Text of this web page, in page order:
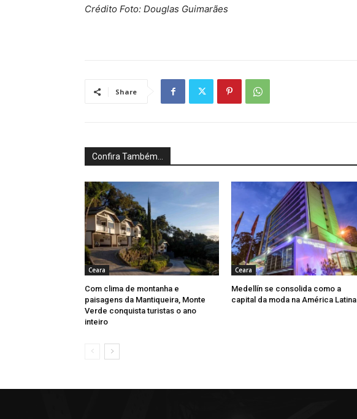
Crédito Foto: Douglas Guimarães
Share
Confira Também...
Ceara
Com clima de montanha e
paisagens da Mantiqueira, Monte
Verde conquista turistas o ano
inteiro
Ceara
Medellín se consolida como a
capital da moda na América Latina